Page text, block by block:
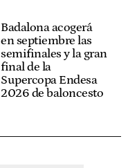
Badalona acogerá
en septiembre las
semifinales y la gran
final de la
Supercopa Endesa
2026 de baloncesto